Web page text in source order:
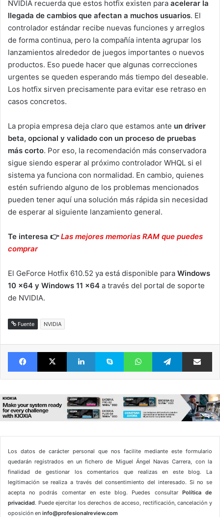
NVIDIA recuerda que estos hotfix existen para acelerar la
llegada de cambios que afectan a muchos usuarios. El
controlador estándar recibe nuevas funciones y arreglos
de forma continua, pero la compañía intenta agrupar los
lanzamientos alrededor de juegos importantes o nuevos
productos. Eso puede hacer que algunas correcciones
urgentes se queden esperando más tiempo del deseable.
Los hotfix sirven precisamente para evitar ese retraso en
casos concretos.
La propia empresa deja claro que estamos ante un driver
beta, opcional y validado con un proceso de pruebas
más corto. Por eso, la recomendación más conservadora
sigue siendo esperar al próximo controlador WHQL si el
sistema ya funciona con normalidad. En cambio, quienes
estén sufriendo alguno de los problemas mencionados
pueden tener aquí una solución más rápida sin necesidad
de esperar al siguiente lanzamiento general.
Te interesa 👉Las mejores memorias RAM que puedes
comprar
El GeForce Hotfix 610.52 ya está disponible para Windows
10 x64 y Windows 11 x64 a través del portal de soporte
de NVIDIA.
Fuente NVIDIA
FacebookX LinkedIn Skype WhatsAppTelegram
Los datos de carácter personal que nos facilite mediante este formulario
quedarán registrados en un fichero de Miguel Ángel Navas Carrera, con la
finalidad de gestionar los comentarios que realizas en este blog. La
legitimación se realiza a través del consentimiento del interesado. Si no se
acepta no podrás comentar en este blog. Puedes consultar Política de
privacidad. Puede ejercitar los derechos de acceso, rectificación, cancelación y
oposición en info@profesionalreview.com